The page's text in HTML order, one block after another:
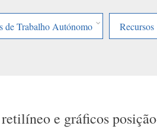
de Trabalho Autónomo Recursos
e gráficos